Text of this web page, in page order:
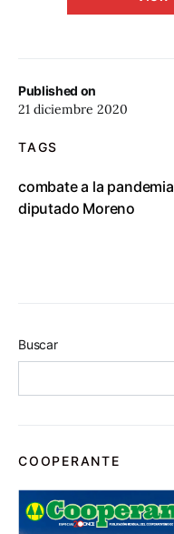
Published on
21 diciembre 2020
TAGS
combate a la pandemia
diputado Moreno
Buscar
COOPERANTE